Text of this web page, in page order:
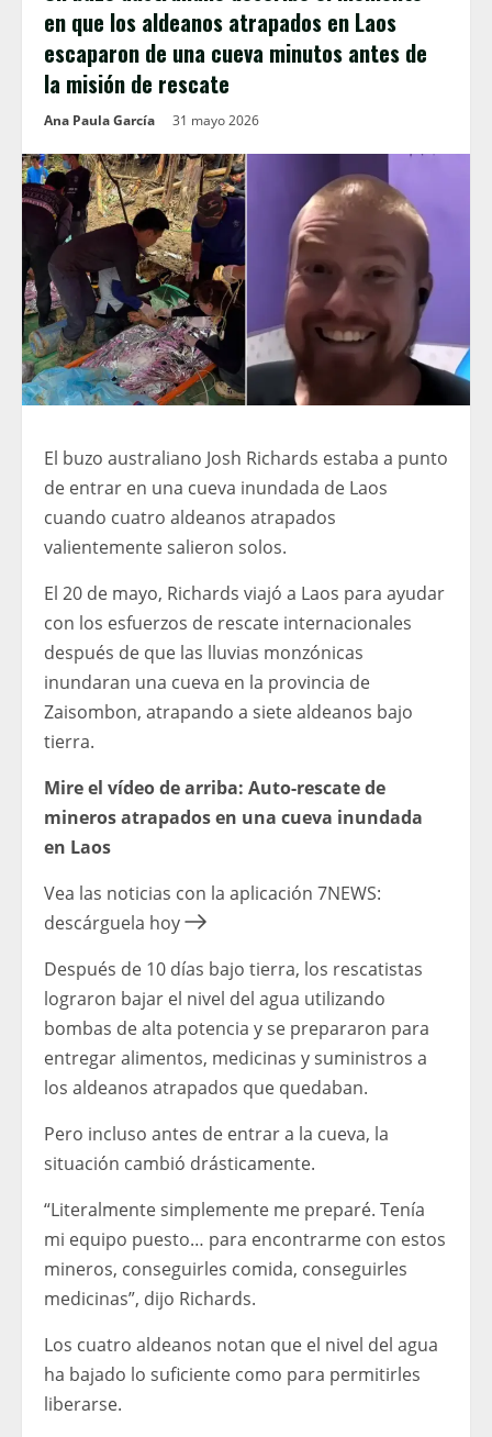
en que los aldeanos atrapados en Laos
escaparon de una cueva minutos antes de
la misión de rescate
Ana Paula García 31 mayo 2026
El buzo australiano Josh Richards estaba a punto
de entrar en una cueva inundada de Laos
cuando cuatro aldeanos atrapados
valientemente salieron solos.
El 20 de mayo, Richards viajó a Laos para ayudar
con los esfuerzos de rescate internacionales
después de que las lluvias monzónicas
inundaran una cueva en la provincia de
Zaisombon, atrapando a siete aldeanos bajo
tierra.
Mire el vídeo de arriba: Auto-rescate de
mineros atrapados en una cueva inundada
en Laos
Vea las noticias con la aplicación 7NEWS:
descárguela hoy
Después de 10 días bajo tierra, los rescatistas
lograron bajar el nivel del agua utilizando
bombas de alta potencia y se prepararon para
entregar alimentos, medicinas y suministros a
los aldeanos atrapados que quedaban.
Pero incluso antes de entrar a la cueva, la
situación cambió drásticamente.
“Literalmente simplemente me preparé. Tenía
mi equipo puesto… para encontrarme con estos
mineros, conseguirles comida, conseguirles
medicinas”, dijo Richards.
Los cuatro aldeanos notan que el nivel del agua
ha bajado lo suficiente como para permitirles
liberarse.